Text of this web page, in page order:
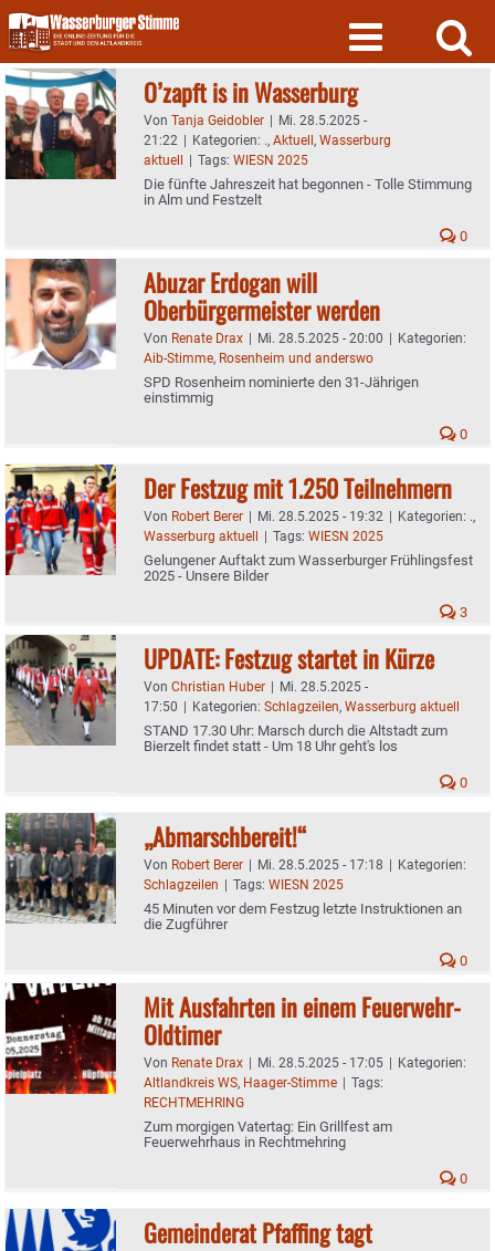
Skip
to
content
O’zapft is in Wasserburg
Von Tanja Geidobler | Mi. 28.5.2025 -
21:22 | Kategorien: ., Aktuell, Wasserburg
aktuell | Tags: WIESN 2025
Die fünfte Jahreszeit hat begonnen - Tolle Stimmung
in Alm und Festzelt
0
Abuzar Erdogan will
Oberbürgermeister werden
Von Renate Drax | Mi. 28.5.2025 - 20:00 | Kategorien:
Aib-Stimme, Rosenheim und anderswo
SPD Rosenheim nominierte den 31-Jährigen
einstimmig
0
Der Festzug mit 1.250 Teilnehmern
Von Robert Berer | Mi. 28.5.2025 - 19:32 | Kategorien: .,
Wasserburg aktuell | Tags: WIESN 2025
Gelungener Auftakt zum Wasserburger Frühlingsfest
2025 - Unsere Bilder
3
UPDATE: Festzug startet in Kürze
Von Christian Huber | Mi. 28.5.2025 -
17:50 | Kategorien: Schlagzeilen, Wasserburg aktuell
STAND 17.30 Uhr: Marsch durch die Altstadt zum
Bierzelt findet statt - Um 18 Uhr geht's los
0
„Abmarschbereit!“
Von Robert Berer | Mi. 28.5.2025 - 17:18 | Kategorien:
Schlagzeilen | Tags: WIESN 2025
45 Minuten vor dem Festzug letzte Instruktionen an
die Zugführer
0
Mit Ausfahrten in einem Feuerwehr-
Oldtimer
Von Renate Drax | Mi. 28.5.2025 - 17:05 | Kategorien:
Altlandkreis WS, Haager-Stimme | Tags:
RECHTMEHRING
Zum morgigen Vatertag: Ein Grillfest am
Feuerwehrhaus in Rechtmehring
0
Gemeinderat Pfaffing tagt